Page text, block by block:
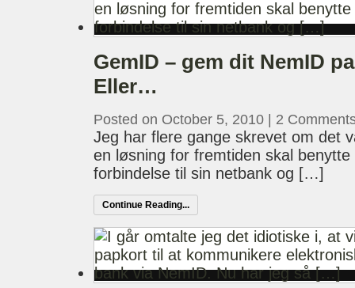
GemID – gem dit NemID
Eller…
Posted on October 5, 2010 2
Jeg har flere gange skrevet om det
en løsning for fremtiden skal
forbindelse til sin netbank og […]
Continue Reading...